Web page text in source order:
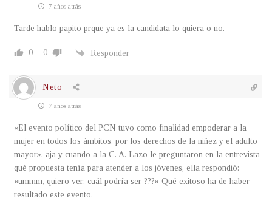
7 años atrás
Tarde hablo papito prque ya es la candidata lo quiera o no.
0 0 Responder
Neto
7 años atrás
«El evento político del PCN tuvo como finalidad empoderar a la
mujer en todos los ámbitos, por los derechos de la niñez y el adulto
mayor», aja y cuando a la C. A. Lazo le preguntaron en la entrevista
qué propuesta tenía para atender a los jóvenes, ella respondió:
«ummm, quiero ver; cuál podría ser ???» Qué exitoso ha de haber
resultado este evento.